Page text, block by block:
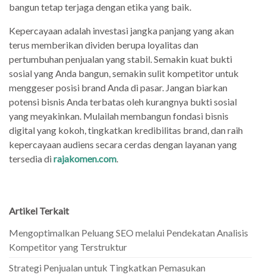
bangun tetap terjaga dengan etika yang baik.
Kepercayaan adalah investasi jangka panjang yang akan
terus memberikan dividen berupa loyalitas dan
pertumbuhan penjualan yang stabil. Semakin kuat bukti
sosial yang Anda bangun, semakin sulit kompetitor untuk
menggeser posisi brand Anda di pasar. Jangan biarkan
potensi bisnis Anda terbatas oleh kurangnya bukti sosial
yang meyakinkan. Mulailah membangun fondasi bisnis
digital yang kokoh, tingkatkan kredibilitas brand, dan raih
kepercayaan audiens secara cerdas dengan layanan yang
tersedia dirajakomen.com
Artikel Terkait
Mengoptimalkan Peluang SEO melalui Pendekatan Analisis
Kompetitor yang Terstruktur
Strategi Penjualan untuk Tingkatkan Pemasukan